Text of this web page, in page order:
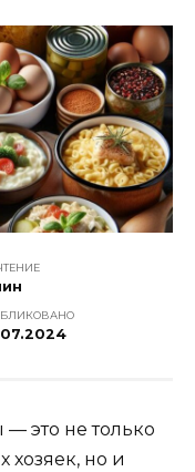
это не только
хозяек, но и